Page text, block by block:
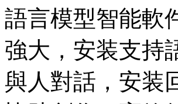
語言模型智能軟
強大，安装支持
與人對話，安装